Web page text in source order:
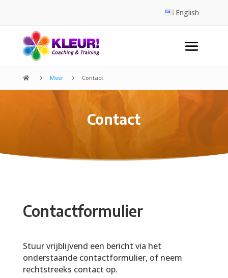
English
 5 Meer 5 Contact
Contact
Contactformulier
Stuur vrijblijvend een bericht via het
onderstaande contactformulier, of neem
rechtstreeks contact op.